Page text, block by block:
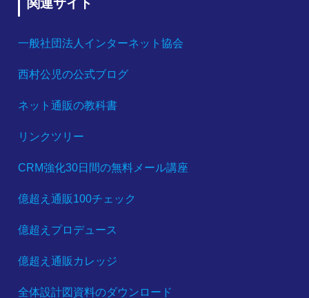
一般社団法人インターネット協会
西村公児の公式ブログ
ネット通販の教科書
リンクツリー
CRM強化30日間の無料メール講座
億超え通販100チェック
億超えプロデュース
億超え通販カレッジ
全体設計図資料のダウンロード